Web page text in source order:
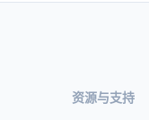
资源与支持